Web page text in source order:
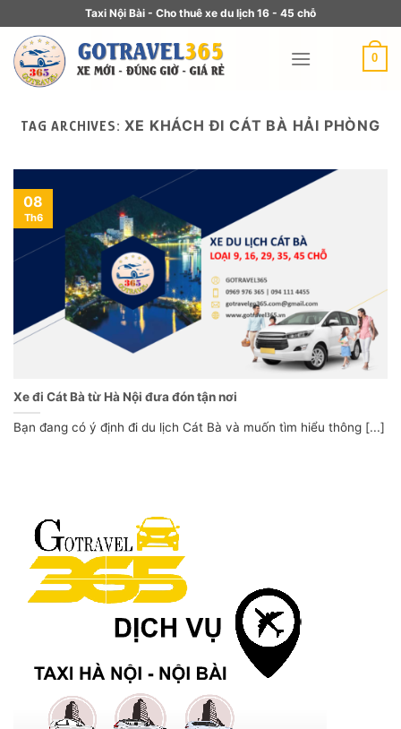
Taxi Nội Bài - Cho thuê xe du lịch 16 - 45 chỗ
0
TAG ARCHIVES:XE KHÁCH ĐI CÁT BÀ HẢI PHÒNG
Xe đi Cát Bà từ Hà Nội đưa đón tận nơi
Bạn đang có ý định đi du lịch Cát Bà và muốn tìm hiểu thông [...]
08
Th6